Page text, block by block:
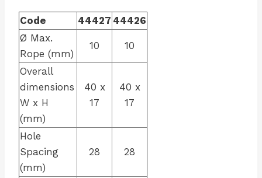
Code 44427 44426
Ø Max.
Rope (mm)
10 10
Overall
dimensions
W x H
(mm)
40 x
17
40 x
17
Hole
Spacing
(mm)
28 28